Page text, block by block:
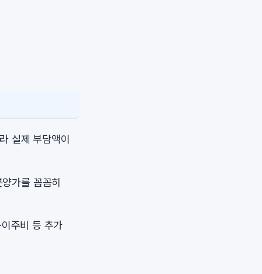
실제 부담액이
가를 꼼꼼히
주비 등 추가